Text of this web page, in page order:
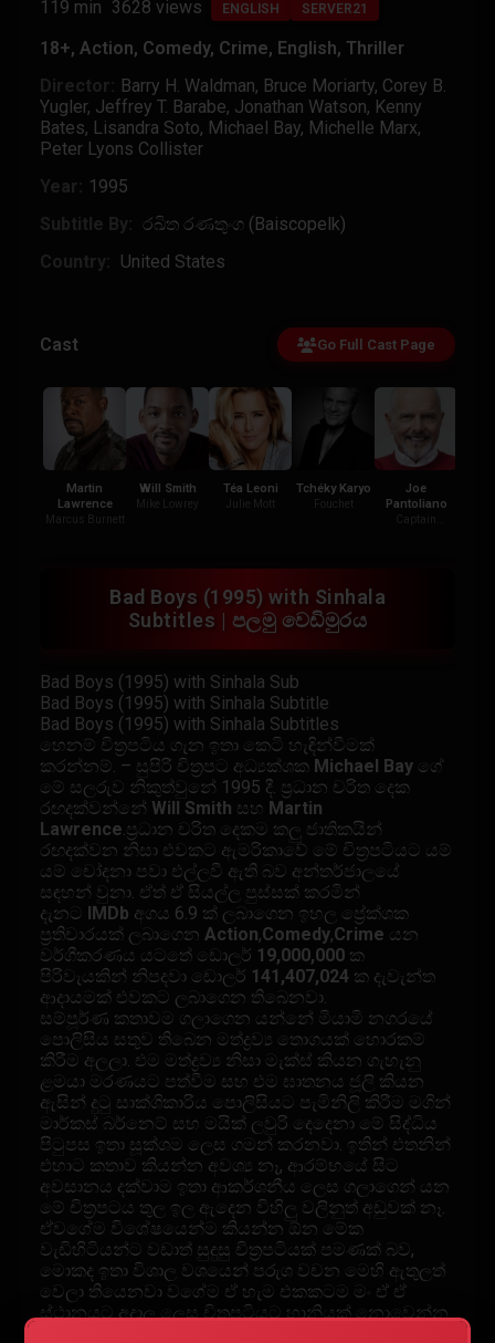
119 min 3628 views ENGLISH SERVER21
18+,Action, Comedy, Crime, English,Thriller
Director:
Barry H. Waldman, Bruce Moriarty, Corey B.
Yugler, Jeffrey T. Barabe, Jonathan Watson, Kenny
Bates, Lisandra Soto, Michael Bay, Michelle Marx,
Peter Lyons Collister
Year:
1995
Subtitle By:
රඛිත රණතුංග (Baiscopelk)
Country:
United States
Cast Go Full Cast Page
Martin
Lawrence
Marcus Burnett
Will Smith
Mike Lowrey
Téa Leoni
Julie Mott
Tchéky Karyo
Fouchet
Joe
Pantoliano
Captain
Bad Boys (1995) with Sinhala
Subtitles | පලමු වෙඩිමුරය
Bad Boys (1995) with Sinhala Sub
Bad Boys (1995) with Sinhala Subtitle
Bad Boys (1995) with Sinhala Subtitles
හෙනම් චිත්‍රපටිය ගැන ඉතා කෙටි හැඳින්වීමක්
කරන්නම්. – සුපිරි චිත්‍රපට අධ්‍යක්ශක Michael Bay ගේ
මේ සලරුව නිකුත්වුනේ 1995 දී. ප්‍රධාන චරිත දෙක
රඟදක්වන්නේ Will Smith සහ Martin
Lawrence.ප්‍රධාන චරිත දෙකම කලු ජාතිකයින්
රඟදක්වන නිසා එවකට ඇමරිකාවේ මේ චිත්‍රපටියට යම්
යම් චෝදනා පවා එල්ලවී ඇති බව අන්තර්ජාලයේ
සඳහන් වුනා. ඒත් ඒ සියල්ල පුස්සක් කරමින්
දැනට
IMDb අගය 6.9 ක් ලබාගෙන ඉහල ප්‍රේක්ශක
ප්‍රතිචාරයක් ලබාගෙනAction,Comedy,Crime යන
වර්ගීකරණය යටතේ ඩොලර් 19,000,000 ක
පිරිවැයකින් නිපදවා ඩොලර් 141,407,024 ක දැවැන්ත
ආදායමක් එවකට ලබාගෙන තිබෙනවා.
සම්පූර්ණ කතාවම ගලාගෙන යන්නේ මියාමි නගරයේ
පොලිසිය සතුව තිබෙන මත්ද්‍රව්‍ය තොගයක් හොරකම්
කිරීම අලලා. එම මත්ද්‍රව්‍ය නිසා මැක්ස් කියන ගැහැනු
ළමයා මරණයට පත්වීම සහ එම ඝාතනය ජූලි කියන
ඇසින් දුටු සාක්ශිකාරිය පොලිසියට පැමිනිලි කිරීම මගින්
මාර්කස් බර්නෙට් සහ මයික් ලවුරි දෙදෙනා මේ සිද්ධිය
පිටුපස ඉතා සූක්ශම ලෙස ගමන් කරනවා. ඉතින් එතනින්
එහාට කතාව කියන්න අවශ්‍ය නෑ, ආරම්භයේ සිට
අවසානය දක්වාම ඉතා ආකර්ශනීය ලෙස ගලාගෙන් යන
මේ චිත්‍රපටය තුල ඉල ඇදෙන විහිලු වලිනුත් අඩුවක් නෑ.
ඒවගේම විශේෂයෙන්ම කියන්න ඕන මේක
වැඩිහිටියන්ට වඩාත් සුදුසු චිත්‍රපටියක් පමණක් බව,
මොකද ඉතා විශාල වශයෙන් පරුශ වචන මෙහි ඇතුලත්
වෙලා තියෙනවා වගේම ඒ හැම එකකටම මං ඒ ඒ
ස්ථානයට අදාල ලෙස චිත්‍රපටියට හානියක් නොවෙන්න